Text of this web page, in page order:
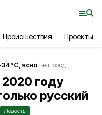
Происшествия Проекты
34°С, ясно Белгород
году
русский
Новость